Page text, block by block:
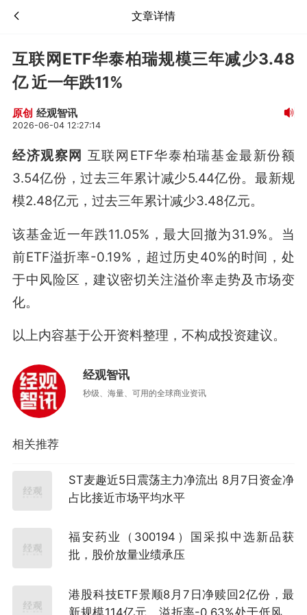
文章详情
互联网ETF华泰柏瑞规模三年减少3.48
亿 近一年跌11%
原创 经观智讯
2026-06-04 12:27:14
经济观察网 互联网ETF华泰柏瑞基金最新份额
3.54亿份，过去三年累计减少5.44亿份。最新规
模2.48亿元，过去三年累计减少3.48亿元。
该基金近一年跌11.05%，最大回撤为31.9%。当
前ETF溢折率-0.19%，超过历史40%的时间，处
于中风险区，建议密切关注溢价率走势及市场变
化。
以上内容基于公开资料整理，不构成投资建议。
经观智讯
秒级、海量、可用的全球商业资讯
相关推荐
ST麦趣近5日震荡主力净流出 8月7日资金净
占比接近市场平均水平
福安药业（300194）国采拟中选新品获
批，股价放量业绩承压
港股科技ETF景顺8月7日净赎回2亿份，最
新规模114亿元，溢折率-0.63%处于低风险